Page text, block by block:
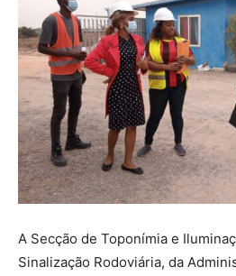
A Secção de Toponímia e
Sinalização Rodoviária, da